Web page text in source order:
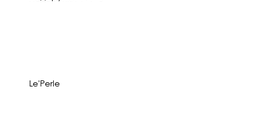
Le'Perle